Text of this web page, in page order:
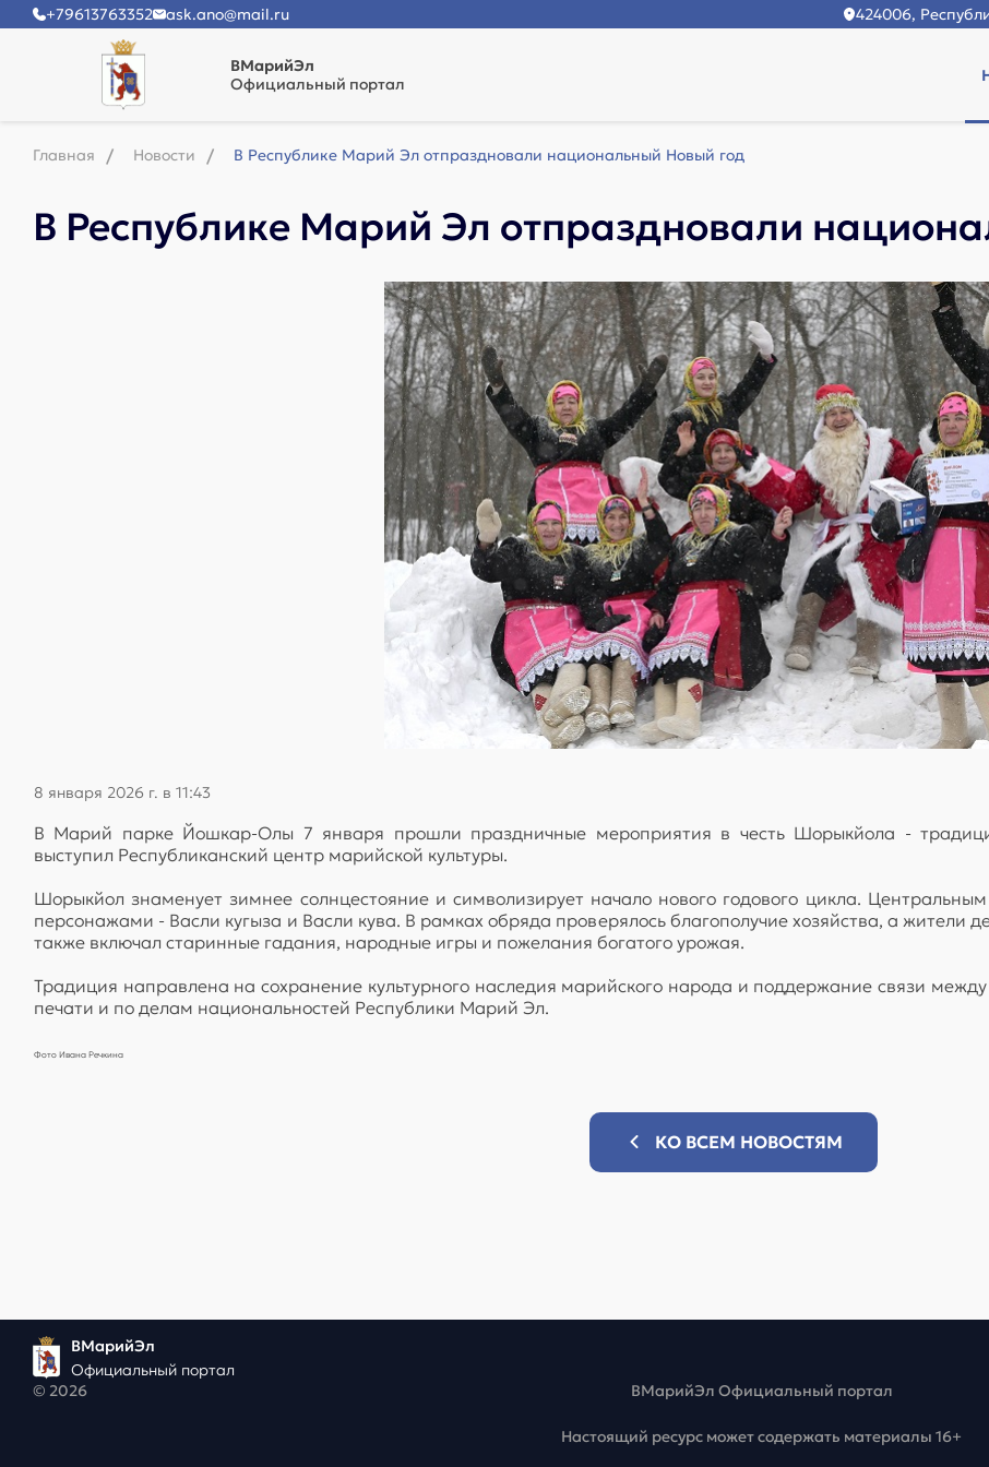
+79613763352 ask.ano@mail.ru 424006,
ВМарийЭл
Официальный портал
Главная Новости В Республике Марий Эл отпраздновали национальный Новый год
В Республике Марий Эл отпраздновали
8 января 2026 г. в 11:43
В Марий парке Йошкар-Олы 7 января прошли праздничные мероприятия в честь Шорыкйола -
выступил Республиканский центр марийской культуры.
Шорыкйол знаменует зимнее солнцестояние и символизирует начало нового годового цикла.
персонажами - Васли кугыза и Васли кува. В рамках обряда проверялось благополучие хозяйства, а жители
также включал старинные гадания, народные игры и пожелания богатого урожая.
Традиция направлена на сохранение культурного наследия марийского народа и поддержание связи
печати и по делам национальностей Республики Марий Эл.
Фото Ивана Речкина
КО ВСЕМ НОВОСТЯМ
ВМарийЭл
Официальный портал
© 2026
ВМарийЭл Официальный портал
Настоящий ресурс может содержать материалы 16+